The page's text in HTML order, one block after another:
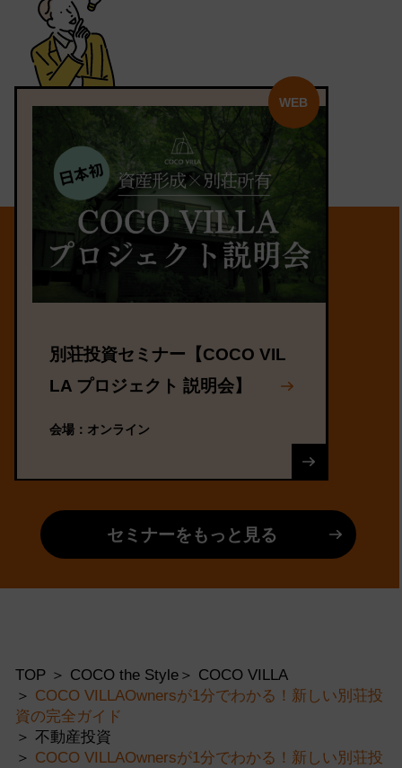
別荘投資セミナー【COCO VIL
LA プロジェクト 説明会】
会場：オンライン
WEB
セミナーをもっと見る
TOP COCO the Style
COCO VILLA
COCO VILLAOwnersが1分でわかる！新しい別荘投
資の完全ガイド
不動産投資
COCO VILLAOwnersが1分でわかる！新しい別荘投